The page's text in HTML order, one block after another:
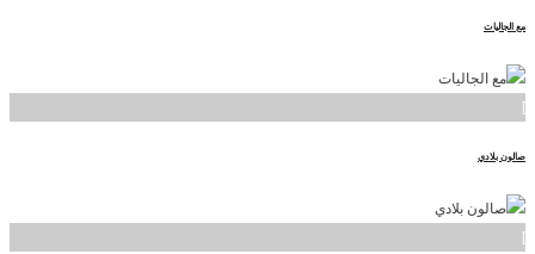
مع الجاليات
]
صالون بلادي
]